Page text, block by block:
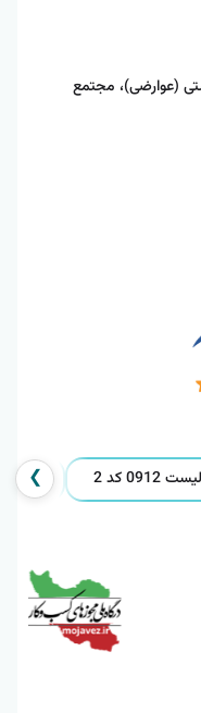
(عوارضی)، مجتمع
لیست 0912 کد 2 لیست 0912❯